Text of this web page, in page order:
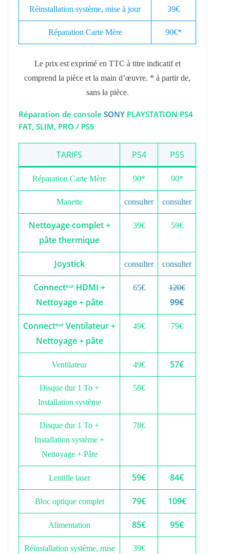
Réinstallation système, mise à jour 39€
Réparation Carte Mère 90€*
Le prix est exprimé en TTC à titre indicatif et
comprend la pièce et la main d’œuvre. * à partir de,
sans la pièce.
Réparation de console SONY PLAYSTATION PS4
FAT, SLIM, PRO / PS5
TARIFS PS4 PS5
Réparation Carte Mère 90* 90*
Manette consulter consulter
Nettoyage complet +
pâte thermique
39€ 59€
Joystick consulter consulter
Connecteur HDMI +
Nettoyage + pâte
65€ 120€
99€
Connecteur Ventilateur +
Nettoyage + pâte
49€ 79€
Ventilateur 49€ 57€
Disque dur 1 To +
Installation système
58€
Disque dur 1 To +
Installation système +
Nettoyage + Pâte
78€
Lentille laser 59€ 84€
Bloc optique complet 79€ 109€
Alimentation 85€ 95€
Réinstallation système, mise
39€